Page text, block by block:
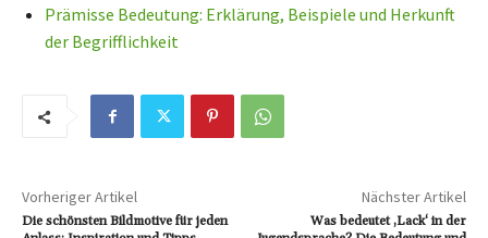
Prämisse Bedeutung: Erklärung, Beispiele und Herkunft
der Begrifflichkeit
Vorheriger Artikel
Die schönsten Bildmotive für jeden
Nächster Artikel
Was bedeutet ‚Lack‘ in der